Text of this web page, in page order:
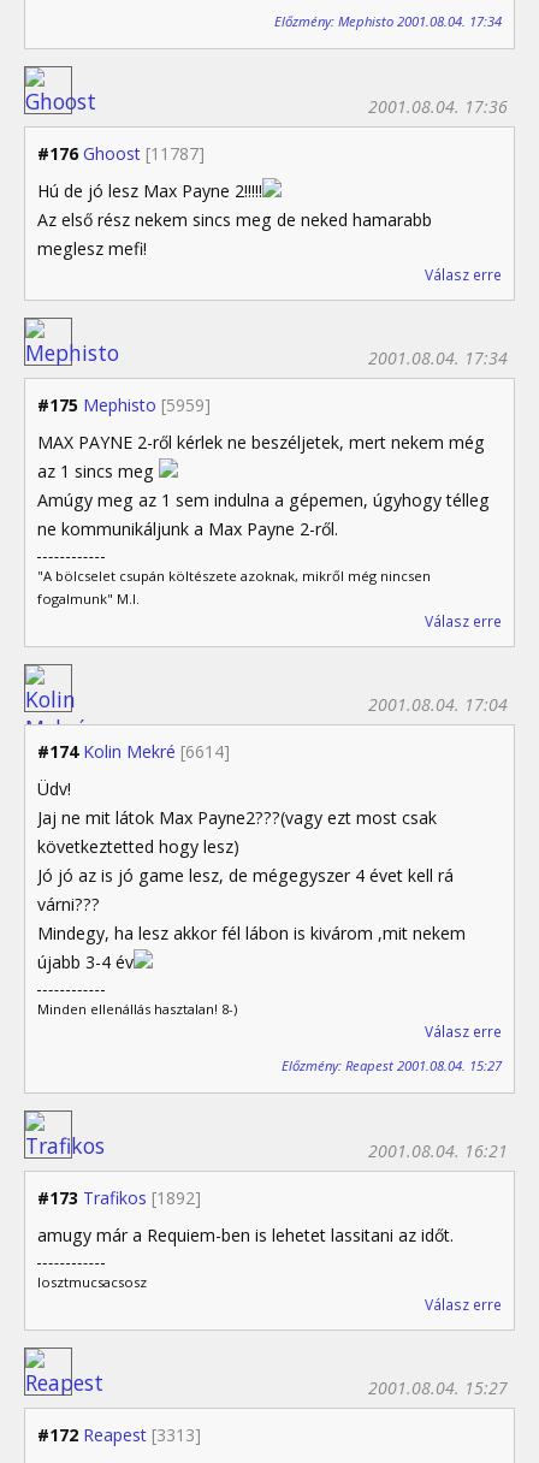
Előzmény: Mephisto 2001.08.04. 17:34
#176 Ghoost [11787]
2001.08.04. 17:36
Hú de jó lesz Max Payne 2!!!!!
Az első rész nekem sincs meg de neked hamarabb
meglesz mefi!
Válasz erre
#175 Mephisto [5959]
2001.08.04. 17:34
MAX PAYNE 2-ről kérlek ne beszéljetek, mert nekem még
az 1 sincs meg
Amúgy meg az 1 sem indulna a gépemen, úgyhogy télleg
ne kommunikáljunk a Max Payne 2-ről.
"A bölcselet csupán költészete azoknak, mikről még nincsen
fogalmunk" M.I.
Válasz erre
#174 Kolin Mekré [6614]
2001.08.04. 17:04
Üdv!
Jaj ne mit látok Max Payne2???(vagy ezt most csak
következtetted hogy lesz)
Jó jó az is jó game lesz, de mégegyszer 4 évet kell rá
várni???
Mindegy, ha lesz akkor fél lábon is kivárom ,mit nekem
újabb 3-4 év
Minden ellenállás hasztalan! 8-)
Válasz erre
Előzmény: Reapest 2001.08.04. 15:27
#173 Trafikos [1892]
2001.08.04. 16:21
amugy már a Requiem-ben is lehetet lassitani az időt.
losztmucsacsosz
Válasz erre
#172 Reapest [3313]
2001.08.04. 15:27